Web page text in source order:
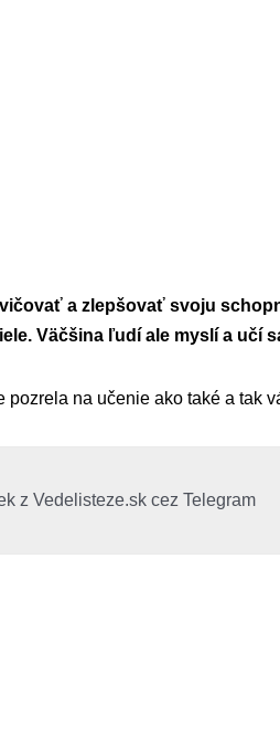
a zlepšovať svoju
Väčšina ľudí ale myslí a učí
na učenie ako také a tak
z Vedelisteze.sk cez Telegram